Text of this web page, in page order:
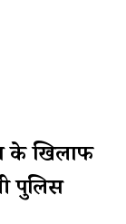
के खिलाफ
पुलिस